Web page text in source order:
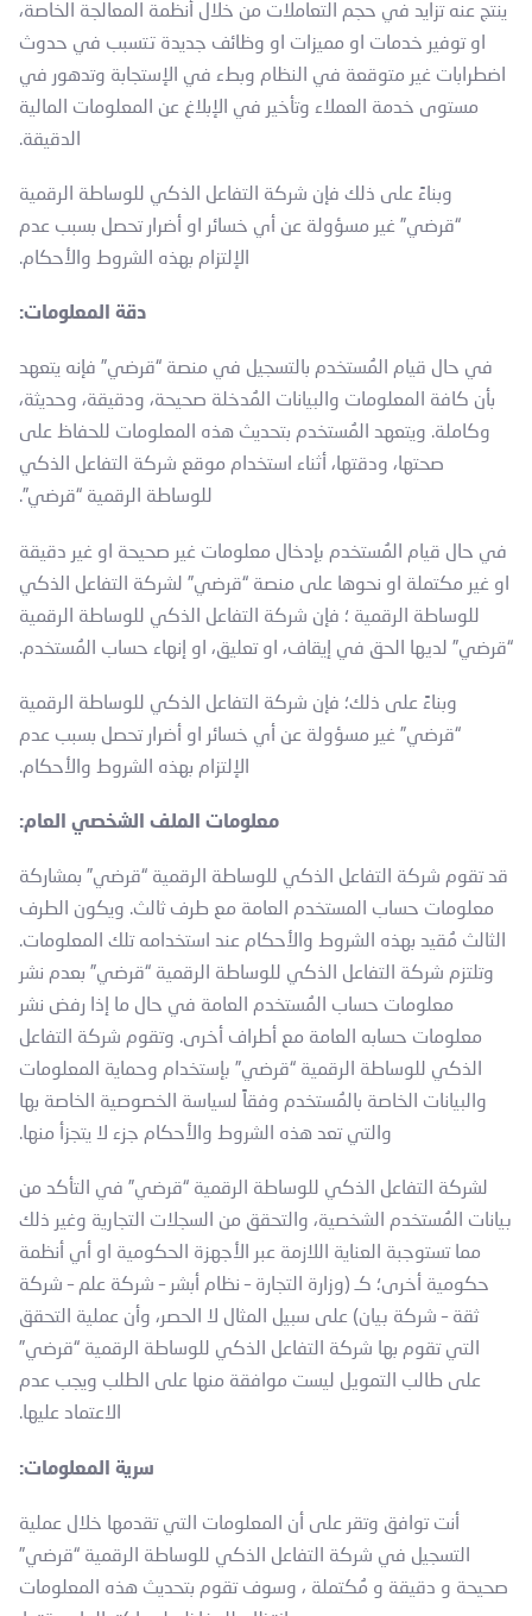
ينتج عنه تزايد في حجم التعاملات من خلال أنظمة المعالجة الخاصة،
او توفير خدمات او مميزات او وظائف جديدة تتسبب في حدوث
اضطرابات غير متوقعة في النظام وبطء في الإستجابة وتدهور في
مستوى خدمة العملاء وتأخير في الإبلاغ عن المعلومات المالية
الدقيقة.
وبناءً على ذلك فإن شركة التفاعل الذكي للوساطة الرقمية
“قرضي” غير مسؤولة عن أي خسائر او أضرار تحصل بسبب عدم
الإلتزام بهذه الشروط والأحكام.
دقة المعلومات:
في حال قيام المُستخدم بالتسجيل في منصة “قرضي” فإنه يتعهد
بأن كافة المعلومات والبيانات المُدخلة صحيحة، ودقيقة، وحديثة،
وكاملة. ويتعهد المُستخدم بتحديث هذه المعلومات للحفاظ على
صحتها، ودقتها، أثناء استخدام موقع شركة التفاعل الذكي
للوساطة الرقمية “قرضي”.
في حال قيام المُستخدم بإدخال معلومات غير صحيحة او غير دقيقة
او غير مكتملة او نحوها على منصة “قرضي” لشركة التفاعل الذكي
للوساطة الرقمية ؛ فإن شركة التفاعل الذكي للوساطة الرقمية
“قرضي” لديها الحق في إيقاف، او تعليق، او إنهاء حساب المُستخدم.
وبناءً على ذلك؛ فإن شركة التفاعل الذكي للوساطة الرقمية
“قرضي” غير مسؤولة عن أي خسائر او أضرار تحصل بسبب عدم
الإلتزام بهذه الشروط والأحكام.
معلومات الملف الشخصي العام:
قد تقوم شركة التفاعل الذكي للوساطة الرقمية “قرضي” بمشاركة
معلومات حساب المستخدم العامة مع طرف ثالث. ويكون الطرف
الثالث مُقيد بهذه الشروط والأحكام عند استخدامه تلك المعلومات.
وتلتزم شركة التفاعل الذكي للوساطة الرقمية “قرضي” بعدم نشر
معلومات حساب المُستخدم العامة في حال ما إذا رفض نشر
معلومات حسابه العامة مع أطراف أخرى. وتقوم شركة التفاعل
الذكي للوساطة الرقمية “قرضي” بإستخدام وحماية المعلومات
والبيانات الخاصة بالمُستخدم وفقاً لسياسة الخصوصية الخاصة بها
والتي تعد هذه الشروط والأحكام جزء لا يتجزأ منها.
لشركة التفاعل الذكي للوساطة الرقمية “قرضي” في التأكد من
بيانات المُستخدم الشخصية، والتحقق من السجلات التجارية وغير ذلك
مما تستوجبة العناية اللازمة عبر الأجهزة الحكومية او أي أنظمة
حكومية أخرى؛ كـ (وزارة التجارة – نظام أبشر – شركة علم – شركة
ثقة – شركة بيان) على سبيل المثال لا الحصر، وأن عملية التحقق
التي تقوم بها شركة التفاعل الذكي للوساطة الرقمية “قرضي”
على طالب التمويل ليست موافقة منها على الطلب ويجب عدم
الاعتماد عليها.
سرية المعلومات:
أنت توافق وتقر على أن المعلومات التي تقدمها خلال عملية
التسجيل في شركة التفاعل الذكي للوساطة الرقمية “قرضي”
صحيحة و دقيقة و مُكتملة ، وسوف تقوم بتحديث هذه المعلومات